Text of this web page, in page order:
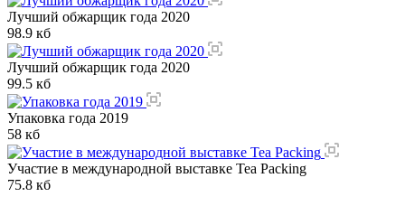
Лучший обжарщик года 2020
98.9 кб
Лучший обжарщик года 2020
99.5 кб
Упаковка года 2019
58 кб
Участие в международной выставке Tea Packing
75.8 кб